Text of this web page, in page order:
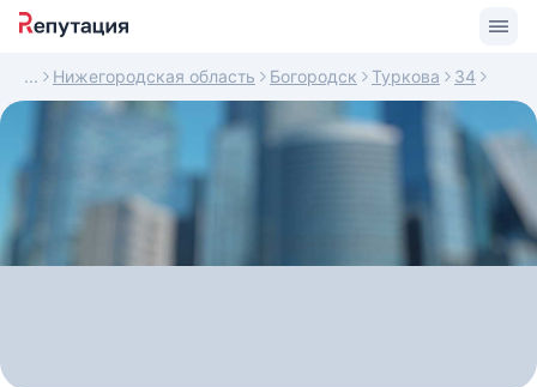
Нижегородская область Богородск Туркова 34